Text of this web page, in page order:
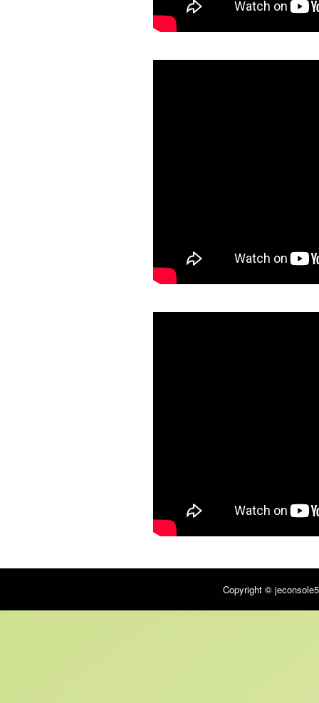
Copyright ©